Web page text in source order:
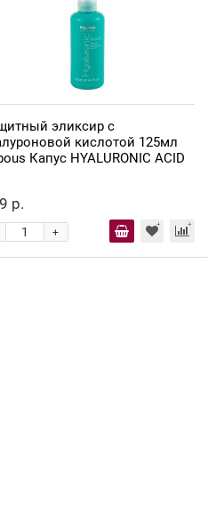
эликсир с
кислотой 125мл
Капус HYALURONIC ACID
р.
+